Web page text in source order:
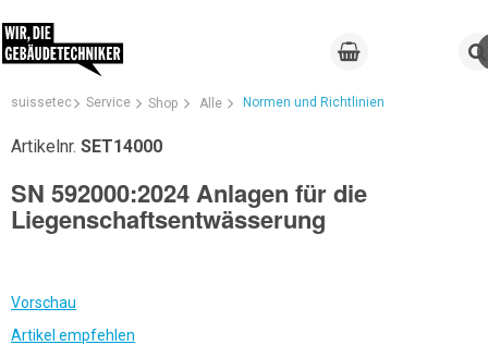
suissetec Service Shop Alle Normen und Richtlinien
Artikelnr. SET14000
SN 592000:2024 Anlagen für die
Liegenschaftsentwässerung
Vorschau
Artikel empfehlen